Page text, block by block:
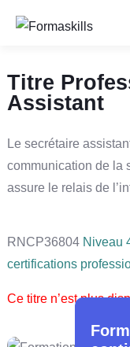
Titre
Assistant
Le secrétaire
communication de la
assure le relais de
RNCP36804 Niveau
certifications
Ce titre n’est plus